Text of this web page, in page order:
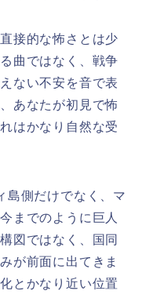
接的な怖さとは少
曲ではなく、戦争
ない不安を音で表
あなたが初見で怖
はかなり自然な受
島側だけでなく、マ
までのように巨人
図ではなく、国同
が前面に出てきま
とかなり近い位置